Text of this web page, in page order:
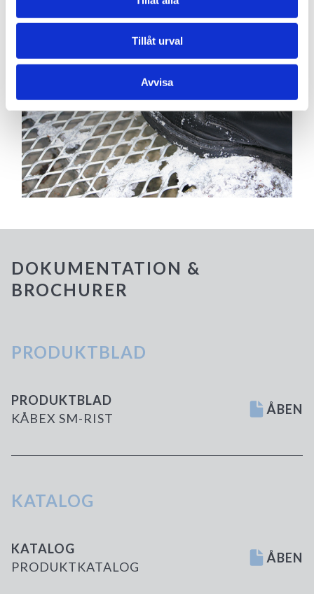
Tillåt urval
Avvisa
DOKUMENTATION &
BROCHURER
PRODUKTBLAD
PRODUKTBLAD
KÅBEX SM-RIST
ÅBEN
KATALOG
KATALOG
PRODUKTKATALOG
ÅBEN